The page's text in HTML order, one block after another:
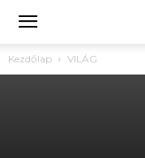
Kezdőlap VILÁG